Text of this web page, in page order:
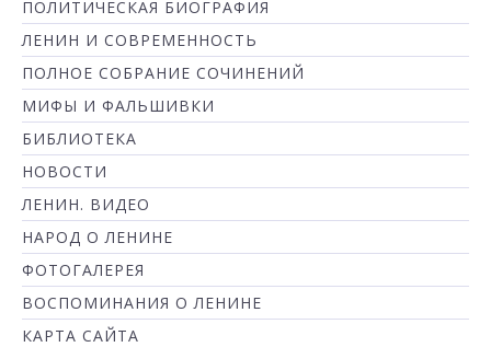
ПОЛИТИЧЕСКАЯ БИОГРАФИЯ
ЛЕНИН И СОВРЕМЕННОСТЬ
ПОЛНОЕ СОБРАНИЕ СОЧИНЕНИЙ
МИФЫ И ФАЛЬШИВКИ
БИБЛИОТЕКА
НОВОСТИ
ЛЕНИН. ВИДЕО
НАРОД О ЛЕНИНЕ
ФОТОГАЛЕРЕЯ
ВОСПОМИНАНИЯ О ЛЕНИНЕ
КАРТА САЙТА